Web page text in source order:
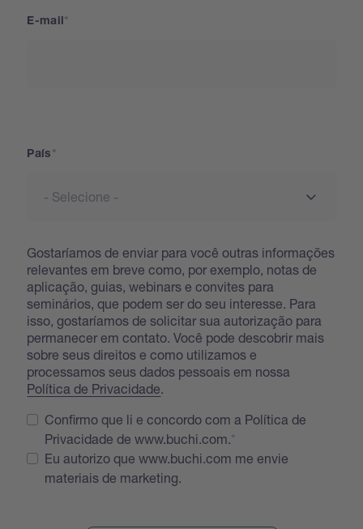
E-mail
País
Gostaríamos de enviar para você outras informações
relevantes em breve como, por exemplo, notas de
aplicação, guias, webinars e convites para
seminários, que podem ser do seu interesse. Para
isso, gostaríamos de solicitar sua autorização para
permanecer em contato. Você pode descobrir mais
sobre seus direitos e como utilizamos e
processamos seus dados pessoais em nossa
Política de Privacidade
Confirmo que li e concordo com a Política de
Privacidade de www.buchi.com.
Eu autorizo que www.buchi.com me envie
materiais de marketing.